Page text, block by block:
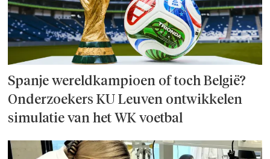
Spanje wereld­kampioen of toch België?
Onderzoek­ers KU Leuven ontwikkelen
simulatie van het WK voetbal